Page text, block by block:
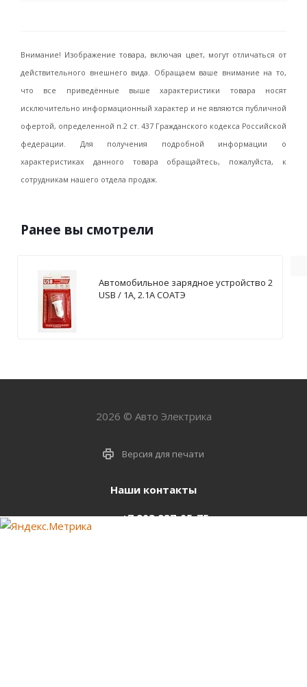
Внимание! Изображение товара, включая цвет, могут отличаться от
действительного внешнего вида. Обращаем ваше внимание на то,
что все приведённые выше характеристики товара носят
исключительно информационный характер и не являются публичной
офертой, определенной п.2 ст. 437 Гражданского кодекса Российской
федерации. Для получения подробной информации о
характеристиках данного товара обращайтесь, пожалуйста, к
сотрудникам нашего отдела продаж.
Ранее вы смотрели
Автомобильное зарядное устройство 2
USB / 1А, 2.1А СОАТЭ
2026 © Авто Электрика
Версия для печати
Наши контакты
+7 903 937-05-75